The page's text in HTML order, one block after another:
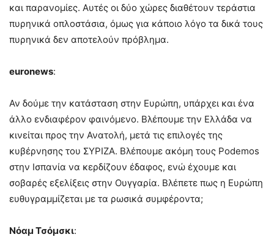
και παρανομίες. Αυτές οι δύο χώρες διαθέτουν τεράστια
πυρηνικά οπλοστάσια, όμως για κάποιο λόγο τα δικά τους
πυρηνικά δεν αποτελούν πρόβλημα.
euronews:
Αν δούμε την κατάσταση στην Ευρώπη, υπάρχει και ένα
άλλο ενδιαφέρον φαινόμενο. Βλέπουμε την Ελλάδα να
κινείται προς την Ανατολή, μετά τις επιλογές της
κυβέρνησης του ΣΥΡΙΖΑ. Βλέπουμε ακόμη τους Podemos
στην Ισπανία να κερδίζουν έδαφος, ενώ έχουμε και
σοβαρές εξελίξεις στην Ουγγαρία. Βλέπετε πως η Ευρώπη
ευθυγραμμίζεται με τα ρωσικά συμφέροντα;
Νόαμ Τσόμσκι: